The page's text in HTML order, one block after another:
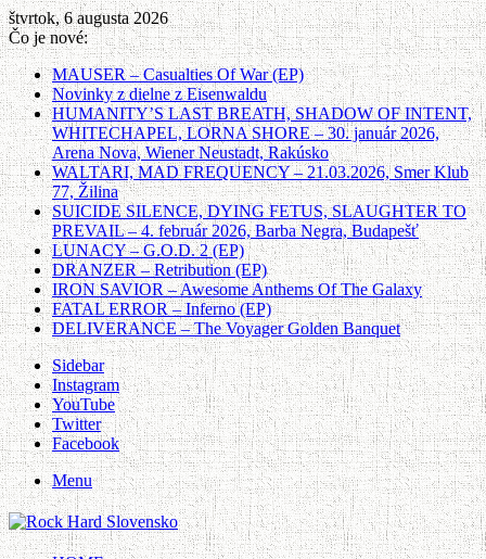
štvrtok, 6 augusta 2026
Čo je nové:
MAUSER – Casualties Of War (EP)
Novinky z dielne z Eisenwaldu
HUMANITY’S LAST BREATH, SHADOW OF INTENT,
WHITECHAPEL, LORNA SHORE – 30. január 2026,
Arena Nova, Wiener Neustadt, Rakúsko
WALTARI, MAD FREQUENCY – 21.03.2026, Smer Klub
77, Žilina
SUICIDE SILENCE, DYING FETUS, SLAUGHTER TO
PREVAIL – 4. február 2026, Barba Negra, Budapešť
LUNACY – G.O.D. 2 (EP)
DRANZER – Retribution (EP)
IRON SAVIOR – Awesome Anthems Of The Galaxy
FATAL ERROR – Inferno (EP)
DELIVERANCE – The Voyager Golden Banquet
Sidebar
Instagram
YouTube
Twitter
Facebook
Menu